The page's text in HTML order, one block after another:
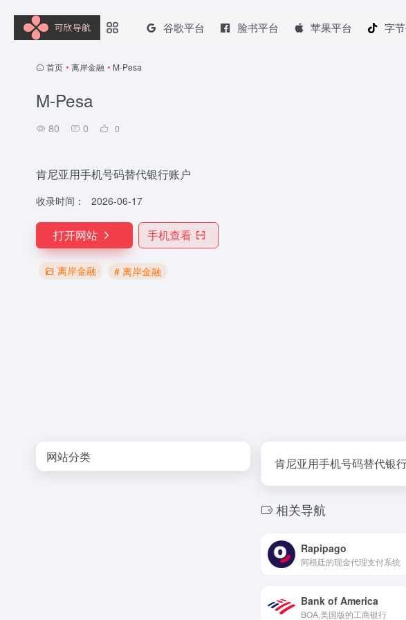
谷歌平台 脸书平台 苹果平台 字
首页 • 离岸金融 • M-Pesa
M-Pesa
80 0 0
肯尼亚用手机号码替代银行账户
收录时间： 2026-06-17
打开网站 手机查看
离岸金融 # 离岸金融
肯尼亚用手机号码替代银
相关导航
Rapipago
阿根廷的现金代理支付系统
Bank of America
BOA,美国版的工商银行
网站分类